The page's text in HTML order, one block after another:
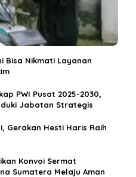
Bisa Nikmati Layanan
PWI Pusat 2025-2030,
Jabatan Strategis
Gerakan Hesti Haris Raih
Konvoi Sermat
Sumatera Melaju Aman